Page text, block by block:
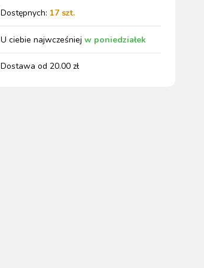
wszystkie
Dostępnych: 17 szt.
U ciebie najwcześniej w poniedziałek
Dostawa od 20.00 zł